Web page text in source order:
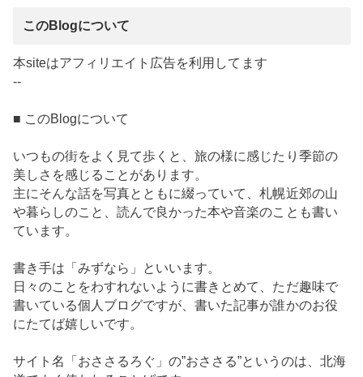
このBlogについて
本siteはアフィリエイト広告を利用してます
--
■ このBlogについて
いつもの街をよく見て歩くと、旅の様に感じたり季節の
美しさを感じることがあります。
主にそんな話を写真とともに綴っていて、札幌近郊の山
や暮らしのこと、読んで良かった本や音楽のことも書い
ています。
書き手は「みずなら」といいます。
日々のことをわすれないように書きとめて、ただ趣味で
書いている個人ブログですが、書いた記事が誰かのお役
にたてば嬉しいです。
サイト名「おささるろぐ」の”おささる”というのは、北海